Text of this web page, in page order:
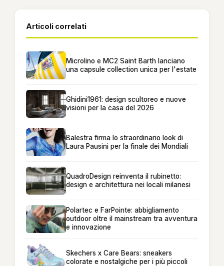
Articoli correlati
Microlino e MC2 Saint Barth lanciano
una capsule collection unica per l'estate
Ghidini1961: design scultoreo e nuove
visioni per la casa del 2026
Balestra firma lo straordinario look di
Laura Pausini per la finale dei Mondiali
QuadroDesign reinventa il rubinetto:
design e architettura nei locali milanesi
Polartec e FarPointe: abbigliamento
outdoor oltre il mainstream tra avventura
e innovazione
Skechers x Care Bears: sneakers
colorate e nostalgiche per i più piccoli